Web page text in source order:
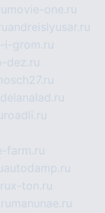
movie-one.ru
andreislyusar.ru
i-grom.ru
dez.ru
delanalad.ru
roadli.ru
farm.ru
autodamp.ru
x-ton.ru
manunae.ru